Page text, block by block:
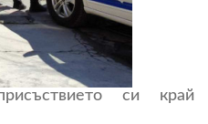
си край